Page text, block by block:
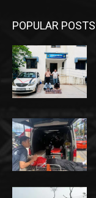
POPULAR POSTS